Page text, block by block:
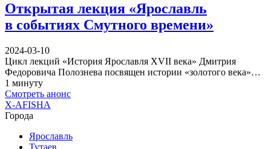
Открытая лекция «Ярославль
в событиях Смутного времени»
2024-03-10
Цикл лекций «История Ярославля XVII века» Дмитрия
Федоровича Полознева посвящен истории «золотого века»…
1 минуту
Смотреть анонс
X-AFISHA
Города
Ярославль